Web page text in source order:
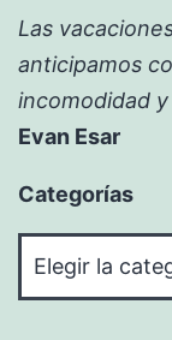
Las
anticipamos
incomodidad
Evan Esar
Categorías